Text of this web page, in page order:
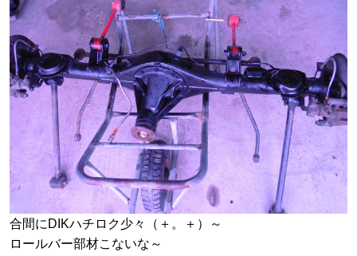
合間にDIKハチロク少々（＋。＋）～
ロールバー部材こないな～